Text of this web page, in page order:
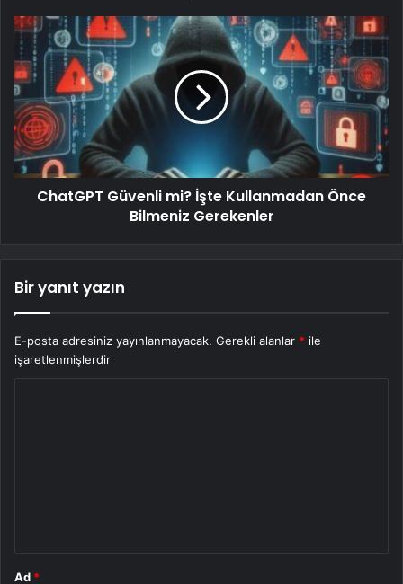
ChatGPT Güvenli mi? İşte Kullanmadan Önce
Bilmeniz Gerekenler
Bir yanıt yazın
E-posta adresiniz yayınlanmayacak. Gerekli alanlar * ile
işaretlenmişlerdir
Ad *